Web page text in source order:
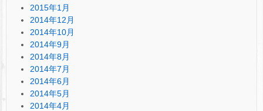
2015年1月
2014年12月
2014年10月
2014年9月
2014年8月
2014年7月
2014年6月
2014年5月
2014年4月